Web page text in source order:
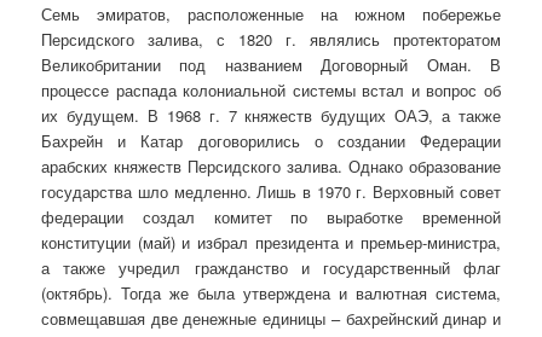
Семь эмиратов, расположенные на южном побережье
Персидского залива, с 1820 г. являлись протекторатом
Великобритании под названием Договорный Оман. В
процессе распада колониальной системы встал и вопрос об
их будущем. В 1968 г. 7 княжеств будущих ОАЭ, а также
Бахрейн и Катар договорились о создании Федерации
арабских княжеств Персидского залива. Однако образование
государства шло медленно. Лишь в 1970 г. Верховный совет
федерации создал комитет по выработке временной
конституции (май) и избрал президента и премьер-министра,
а также учредил гражданство и государственный флаг
(октябрь). Тогда же была утверждена и валютная система,
совмещавшая две денежные единицы – бахрейнский динар и